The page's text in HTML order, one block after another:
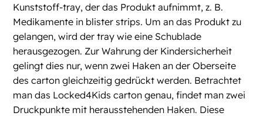
Kunststoff-tray, der das Produkt aufnimmt, z. B.
Medikamente in blister strips. Um an das Produkt zu
gelangen, wird der tray wie eine Schublade
herausgezogen. Zur Wahrung der Kindersicherheit
gelingt dies nur, wenn zwei Haken an der Oberseite
des carton gleichzeitig gedrückt werden. Betrachtet
man das Locked4Kids carton genau, findet man zwei
Druckpunkte mit herausstehenden Haken. Diese